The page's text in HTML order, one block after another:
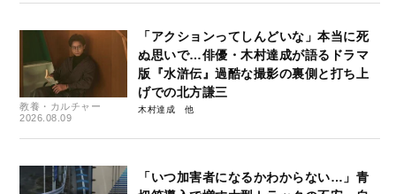
教養・カルチャー
2026.08.09
「アクションってしんどいな」本当に死
ぬ思いで…俳優・木村達成が語るドラマ
版『水滸伝』過酷な撮影の裏側と打ち上
げでの北方謙三
木村達成
「いつ加害者になるかわからない…」青